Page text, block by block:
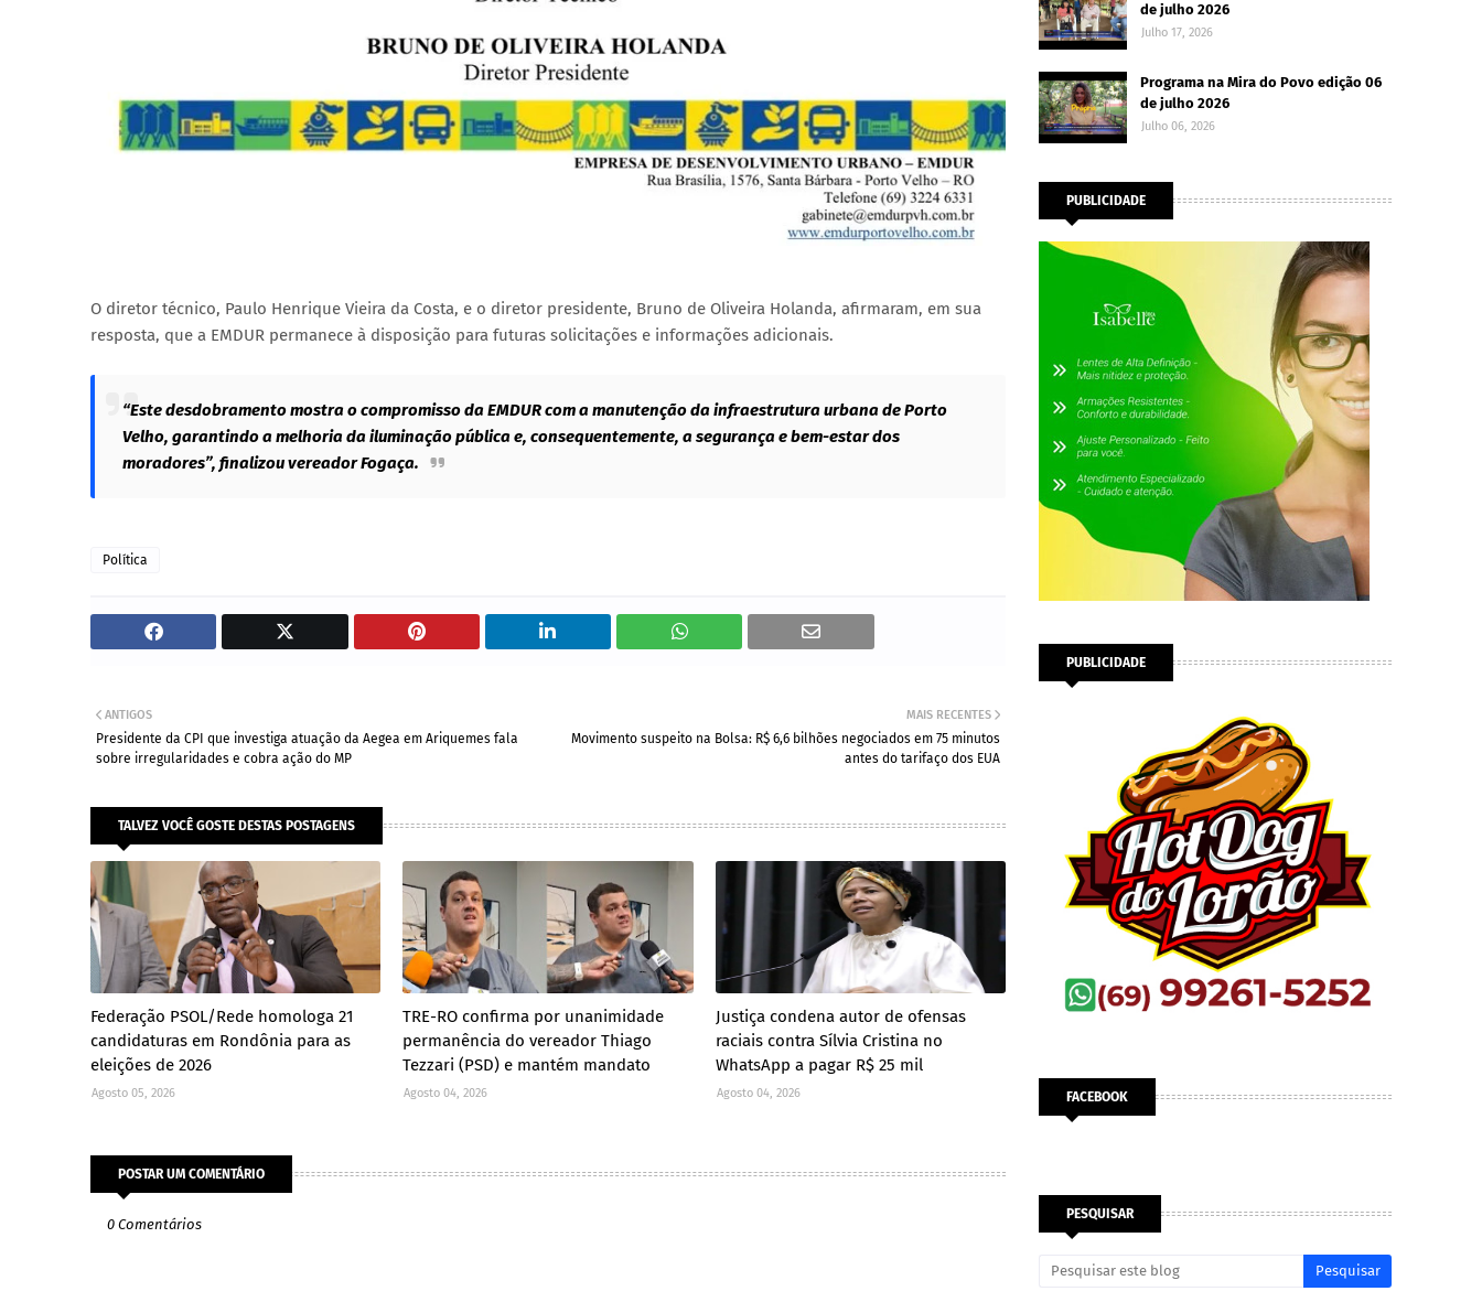
O diretor técnico, Paulo Henrique Vieira da Costa, e o diretor presidente, Bruno de Oliveira Holanda, afirmaram, em sua
resposta, que a EMDUR permanece à disposição para futuras solicitações e informações adicionais.
“Este desdobramento mostra o compromisso da EMDUR com a manutenção da infraestrutura urbana de Porto
Velho, garantindo a melhoria da iluminação pública e, consequentemente, a segurança e bem-estar dos
moradores”, finalizou vereador Fogaça.
Política
MAIS RECENTES
Movimento suspeito na Bolsa: R$ 6,6 bilhões negociados em 75 minutos
antes do tarifaço dos EUA
ANTIGOS
Presidente da CPI que investiga atuação da Aegea em Ariquemes fala
sobre irregularidades e cobra ação do MP
TALVEZ VOCÊ GOSTE DESTAS POSTAGENS
Federação PSOL/Rede homologa 21
candidaturas em Rondônia para as
eleições de 2026
Agosto 05, 2026
TRE-RO confirma por unanimidade
permanência do vereador Thiago
Tezzari (PSD) e mantém mandato
Agosto 04, 2026
Justiça condena autor de ofensas
raciais contra Sílvia Cristina no
WhatsApp a pagar R$ 25 mil
Agosto 04, 2026
POSTAR UM COMENTÁRIO
0 Comentários
de julho 2026
Julho 17, 2026
Programa na Mira do Povo edição 06
de julho 2026
Julho 06, 2026
PUBLICIDADE
PUBLICIDADE
FACEBOOK
PESQUISAR